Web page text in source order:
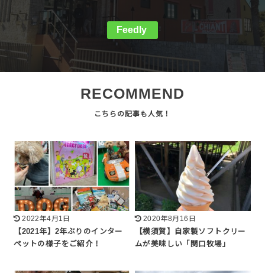
Feedly
RECOMMEND
2022年4月1日
【2021年】2年ぶりのインター
ペットの様子をご紹介！
2020年8月16日
【横須賀】自家製ソフトクリー
ムが美味しい「関口牧場」